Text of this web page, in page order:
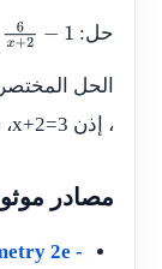
حل: 6x+2 −1
الحل
، إذن x+2=3،
مصادر
2e -